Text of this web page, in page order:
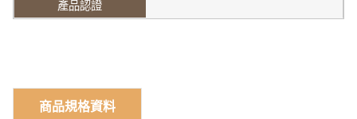
商品規格資料